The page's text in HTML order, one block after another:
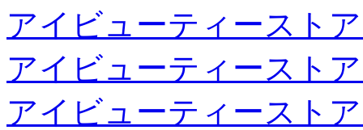
アイビューティースト
アイビューティースト
アイビューティースト